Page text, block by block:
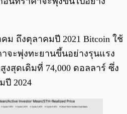
ม ถึงตุลาคมปี 2021 Bitcoin ใช้
จะพุ่งทะยานขึ้นอย่างรุนแรง
งสุดเดิมที่ 74,000 ดอลลาร์ ซึ่ง
ปี 2024